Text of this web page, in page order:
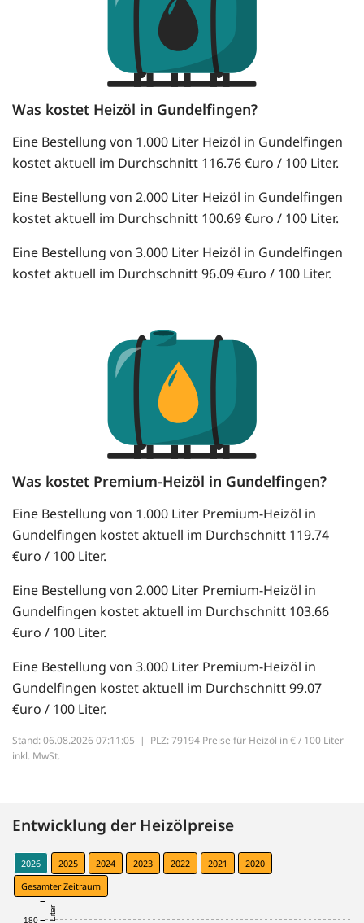
Was kostet Heizöl in Gundelfingen?
Eine Bestellung von 1.000 Liter Heizöl in Gundelfingen
kostet aktuell im Durchschnitt 116.76 €uro / 100 Liter.
Eine Bestellung von 2.000 Liter Heizöl in Gundelfingen
kostet aktuell im Durchschnitt 100.69 €uro / 100 Liter.
Eine Bestellung von 3.000 Liter Heizöl in Gundelfingen
kostet aktuell im Durchschnitt 96.09 €uro / 100 Liter.
Was kostet Premium-Heizöl in Gundelfingen?
Eine Bestellung von 1.000 Liter Premium-Heizöl in
Gundelfingen kostet aktuell im Durchschnitt 119.74
€uro / 100 Liter.
Eine Bestellung von 2.000 Liter Premium-Heizöl in
Gundelfingen kostet aktuell im Durchschnitt 103.66
€uro / 100 Liter.
Eine Bestellung von 3.000 Liter Premium-Heizöl in
Gundelfingen kostet aktuell im Durchschnitt 99.07
€uro / 100 Liter.
Stand: 06.08.2026 07:11:05 | PLZ: 79194 Preise für Heizöl in € / 100 Liter
inkl. MwSt.
Entwicklung der Heizölpreise
2026 2025 2024 2023 2022 2021
2020
Gesamter Zeitraum
180